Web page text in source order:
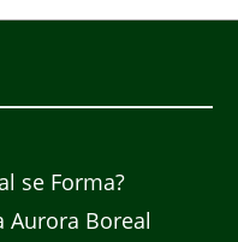
se Forma?
Aurora Boreal